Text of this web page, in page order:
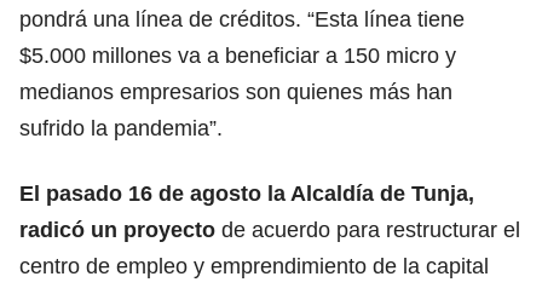
pondrá una línea de créditos. “Esta línea tiene
$5.000 millones va a beneficiar a 150 micro y
medianos empresarios son quienes más han
sufrido la pandemia”.
El pasado 16 de agosto la Alcaldía de Tunja,
radicó un proyecto de acuerdo para restructurar el
centro de empleo y emprendimiento de la capital